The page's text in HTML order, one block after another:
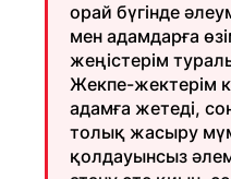
орай бүгінде
мен адамдарға
жеңістерім
Жекпе-жектерім
адамға жетеді,
толық жасыру
қолдауынсыз